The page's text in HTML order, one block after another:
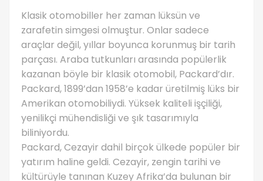
Klasik otomobiller her zaman lüksün ve
zarafetin simgesi olmuştur. Onlar sadece
araçlar değil, yıllar boyunca korunmuş bir tarih
parçası. Araba tutkunları arasında popülerlik
kazanan böyle bir klasik otomobil, Packard’dır.
Packard, 1899’dan 1958’e kadar üretilmiş lüks bir
Amerikan otomobiliydi. Yüksek kaliteli işçiliği,
yenilikçi mühendisliği ve şık tasarımıyla
biliniyordu.
Packard, Cezayir dahil birçok ülkede popüler bir
yatırım haline geldi. Cezayir, zengin tarihi ve
kültürüyle tanınan Kuzey Afrika’da bulunan bir